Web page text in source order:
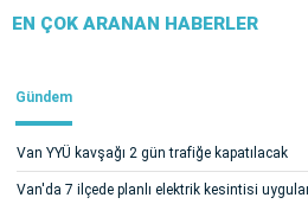
EN ÇOK ARANAN HABERLER
Gündem
Van YYÜ kavşağı 2 gün trafiğe kapatılacak
Van'da 7 ilçede planlı elektrik kesintisi